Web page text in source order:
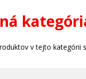
v tejto kategórii